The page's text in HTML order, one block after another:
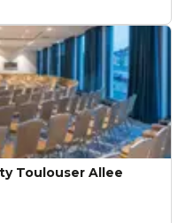
Toulouser Allee